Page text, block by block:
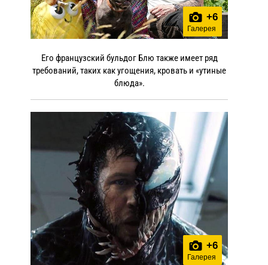
+6
Галерея
Его французский бульдог Блю также имеет ряд
требований, таких как угощения, кровать и «утиные
блюда».
+6
Галерея